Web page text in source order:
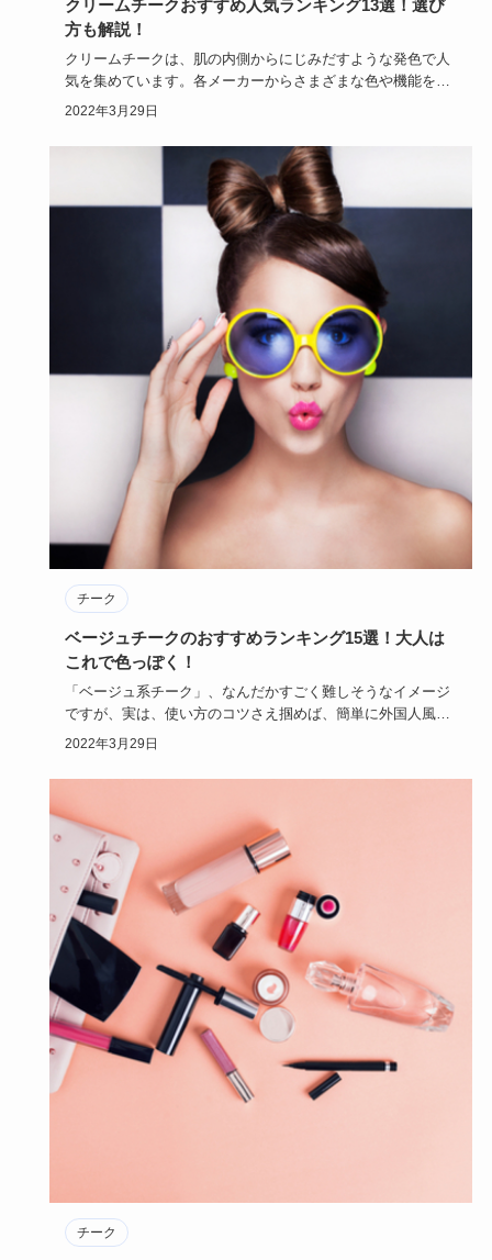
クリームチークおすすめ人気ランキング13選！選び
方も解説！
クリームチークは、肌の内側からにじみだすような発色で人
気を集めています。各メーカーからさまざまな色や機能を持
ったものが出て…
2022年3月29日
チーク
ベージュチークのおすすめランキング15選！大人は
これで色っぽく！
「ベージュ系チーク」、なんだかすごく難しそうなイメージ
ですが、実は、使い方のコツさえ掴めば、簡単に外国人風の
ホリ深い顔立ち…
2022年3月29日
チーク